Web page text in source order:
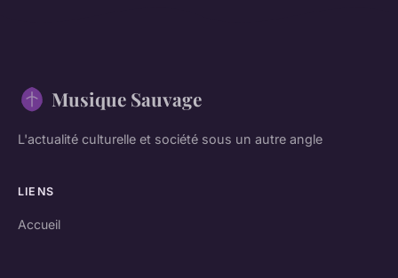
Musique Sauvage
L'actualité culturelle et société sous un autre angle
LIENS
Accueil